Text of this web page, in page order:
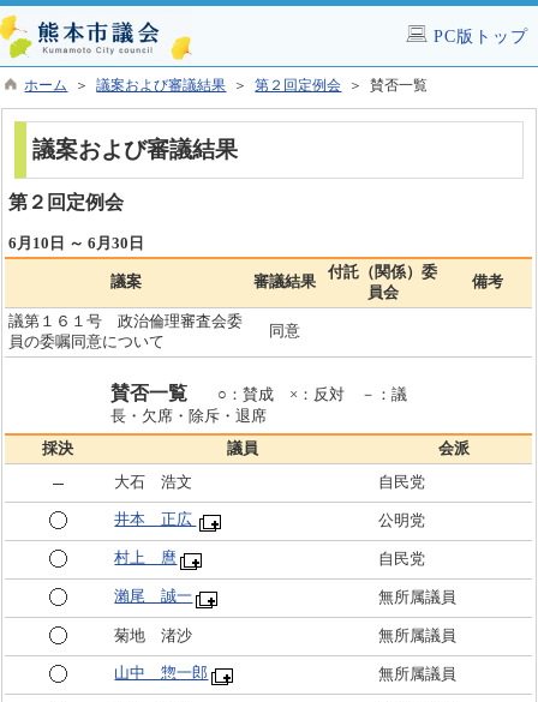
PC版トップ
ホーム ＞議案および審議結果 ＞第２回定例会 ＞ 賛否一覧
議案および審議結果
第２回定例会
6月10日 ～ 6月30日
議案 審議結果
付託（関係）委
員会
備考
議第１６１号 政治倫理審査会委
員の委嘱同意について
同意
賛否一覧
○：賛成 ×：反対 －：議
長・欠席・除斥・退席
採決 議員
会派
大石 浩文
自民党
井本 正広 公明党
村上 麿 自民党
瀨尾 誠一 無所属議員
菊地 渚沙 無所属議員
山中 惣一郎 無所属議員